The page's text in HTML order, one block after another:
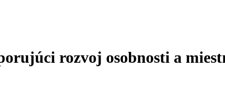
rozvoj osobnosti a